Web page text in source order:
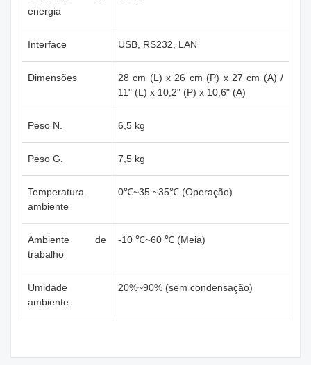
energia
Interface USB, RS232, LAN
Dimensões
28 cm (L) x 26 cm (P) x 27 cm (A) /
11" (L) x 10,2" (P) x 10,6" (A)
Peso N. 6,5 kg
Peso G. 7,5 kg
Temperatura
ambiente
0℃~35 ~35℃ (Operação)
Ambiente de
trabalho
-10 ℃~60 ℃ (Meia)
Umidade
ambiente
20%~90% (sem condensação)